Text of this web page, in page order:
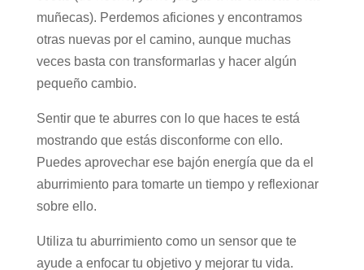
muñecas). Perdemos aficiones y encontramos
otras nuevas por el camino, aunque muchas
veces basta con transformarlas y hacer algún
pequeño cambio.
Sentir que te aburres con lo que haces te está
mostrando que estás disconforme con ello.
Puedes aprovechar ese bajón energía que da el
aburrimiento para tomarte un tiempo y reflexionar
sobre ello.
Utiliza tu aburrimiento como un sensor que te
ayude a enfocar tu objetivo y mejorar tu vida.